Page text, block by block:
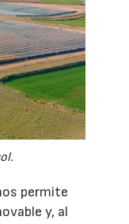
permite
y, al